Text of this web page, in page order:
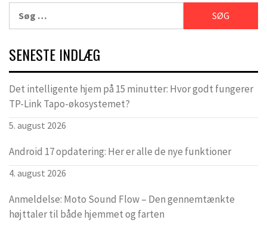
efter:
SENESTE INDLÆG
Det intelligente hjem på 15 minutter: Hvor godt fungerer
TP-Link Tapo-økosystemet?
5. august 2026
Android 17 opdatering: Her er alle de nye funktioner
4. august 2026
Anmeldelse: Moto Sound Flow – Den gennemtænkte
højttaler til både hjemmet og farten